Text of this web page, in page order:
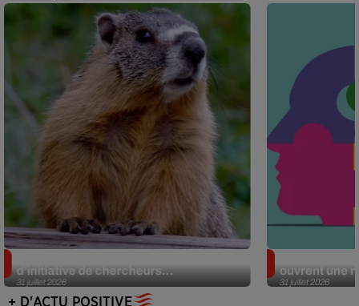
31 juillet 2026
d’initiative de chercheurs...
31 juillet 2026
ouvrent une
+ D'ACTU POSITIVE